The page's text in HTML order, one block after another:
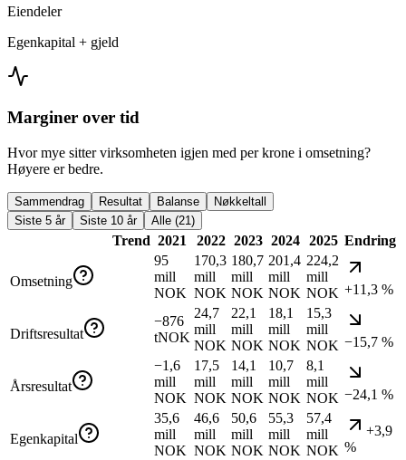
Eiendeler
Egenkapital + gjeld
Marginer over tid
Hvor mye sitter virksomheten igjen med per krone i omsetning?
Høyere er bedre.
Sammendrag Resultat Balanse
Nøkkeltall
Siste 5 år
Siste 10 år Alle (21)
Trend 2021 2022 2023 2024 2025 Endring
Omsetning
95
mill
NOK
170,3
mill
NOK
180,7
mill
NOK
201,4
mill
NOK
224,2
mill
NOK +11,3 %
Driftsresultat
−876
tNOK
24,7
mill
NOK
22,1
mill
NOK
18,1
mill
NOK
15,3
mill
NOK −15,7 %
Årsresultat
−1,6
mill
NOK
17,5
mill
NOK
14,1
mill
NOK
10,7
mill
NOK
8,1
mill
NOK −24,1 %
Egenkapital
35,6
mill
NOK
46,6
mill
NOK
50,6
mill
NOK
55,3
mill
NOK
57,4
mill
NOK
+3,9
%